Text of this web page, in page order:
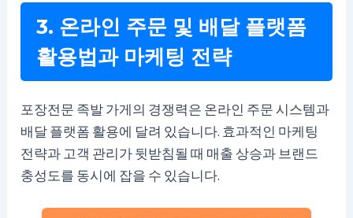
3. 온라인 주문 및 배달 플랫폼
활용법과 마케팅 전략
포장전문 족발 가게의 경쟁력은 온라인 주문 시스템과
배달 플랫폼 활용에 달려 있습니다. 효과적인 마케팅
전략과 고객 관리가 뒷받침될 때 매출 상승과 브랜드
충성도를 동시에 잡을 수 있습니다.